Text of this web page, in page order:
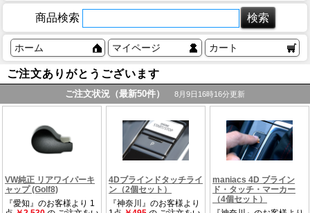
商品検索
ホーム マイページ カート
ご注文ありがとうございます